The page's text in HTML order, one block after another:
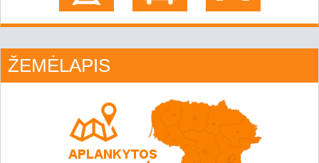
ŽEMĖLAPIS